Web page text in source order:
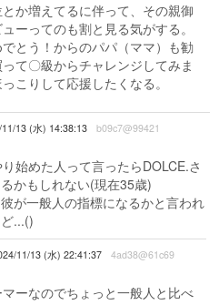
か増えてるに伴って、その親御
ーってのも割と見る気がする。
とう！からのパパ（ママ）も勧
て〇級からチャレンジしてみま
こりして応援したくなる。
13 (水) 14:38:13 b09c7@99421
始めた人って言ったらDOLCE.さ
かもしれない(現在35歳)
が一般人の指標になるかと言われ
...()
11/13 (水) 22:41:37 4ad38@61c69
ーなのでちょっと一般人と比べ